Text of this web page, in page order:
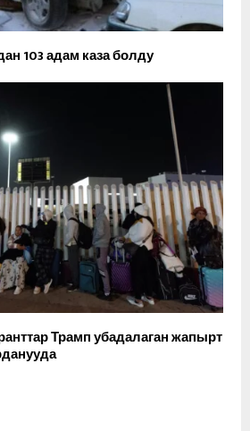
103 адам каза болду
Трамп убадалаган жапырт